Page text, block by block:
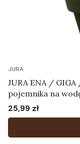
JURA
JURA ENA /
pojemnika na
Cena
25,99 zł